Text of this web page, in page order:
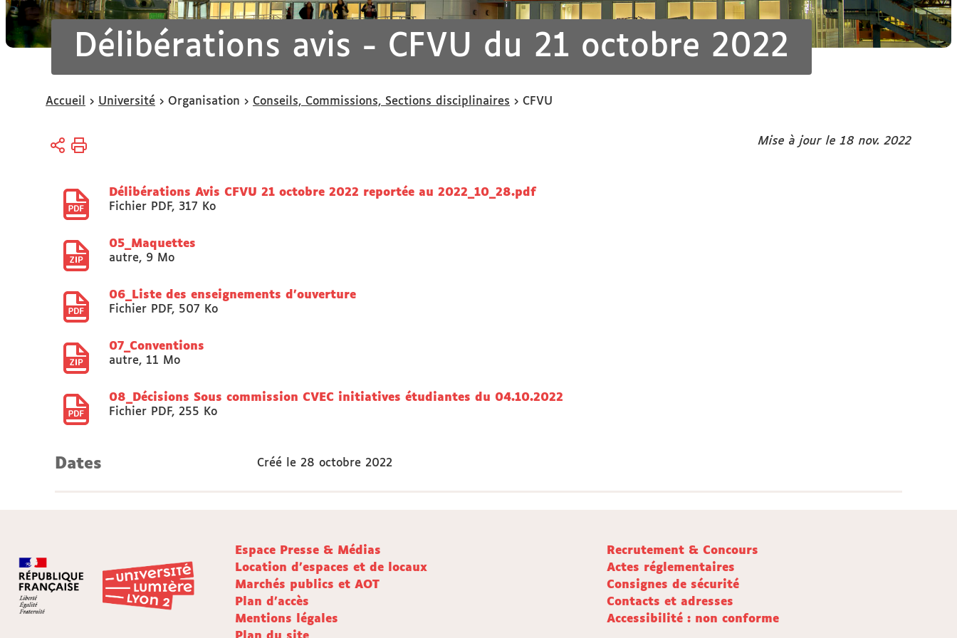
Délibérations avis - CFVU du 21 octobre 2022
Vous
ici :
Accueil Université Organisation Conseils, Commissions, Sections disciplinaires CFVU
Mise à jour le 18 nov. 2022
Délibérations Avis CFVU 21 octobre 2022 reportée au 2022_10_28.pdf
Fichier PDF, 317 Ko
05_Maquettes
autre, 9 Mo
06_Liste des enseignements d’ouverture
Fichier PDF, 507 Ko
07_Conventions
autre, 11 Mo
08_Décisions Sous commission CVEC initiatives étudiantes du 04.10.2022
Fichier PDF, 255 Ko
Dates Créé le 28 octobre 2022
Espace Presse & Médias
Recrutement & Concours
Location d'espaces et de locaux
Actes réglementaires
Marchés publics et AOT
Consignes de sécurité
Plan d'accès
Contacts et adresses
Mentions légales
Accessibilité : non conforme